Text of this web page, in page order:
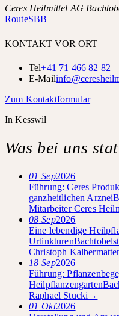
Ceres Heilmittel AG
RouteSBB
KONTAKT VOR ORT
Tel+41 71 466 82 82
E-Mail
Zum Kontaktformular
In Kesswil
Was bei uns
01 Sep2026
Führung: Ceres
ganzheitlichen Arznei
Mitarbeiter Ceres
08 Sep2026
Eine lebendige
Urtinkturen
Christoph
18 Sep2026
Führung:
Heilpflanzengarten
Raphael Stucki →
01 Okt2026